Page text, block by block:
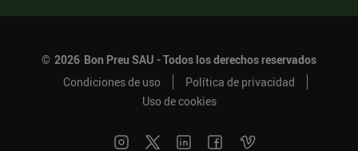
© 2026 Bon Preu SAU - Todos los derechos reservados
Condiciones de uso
Política de privacidad
Uso de cookies